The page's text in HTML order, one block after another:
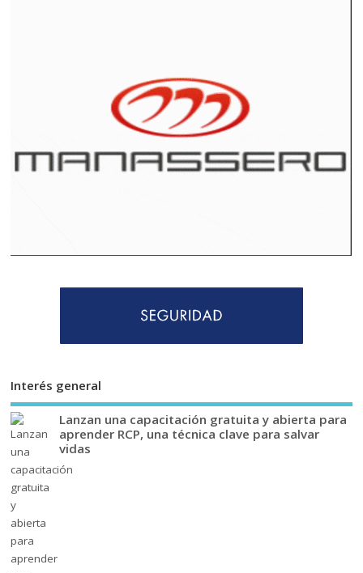
Interés general
Lanzan una capacitación gratuita y abierta para
aprender RCP, una técnica clave para salvar
vidas